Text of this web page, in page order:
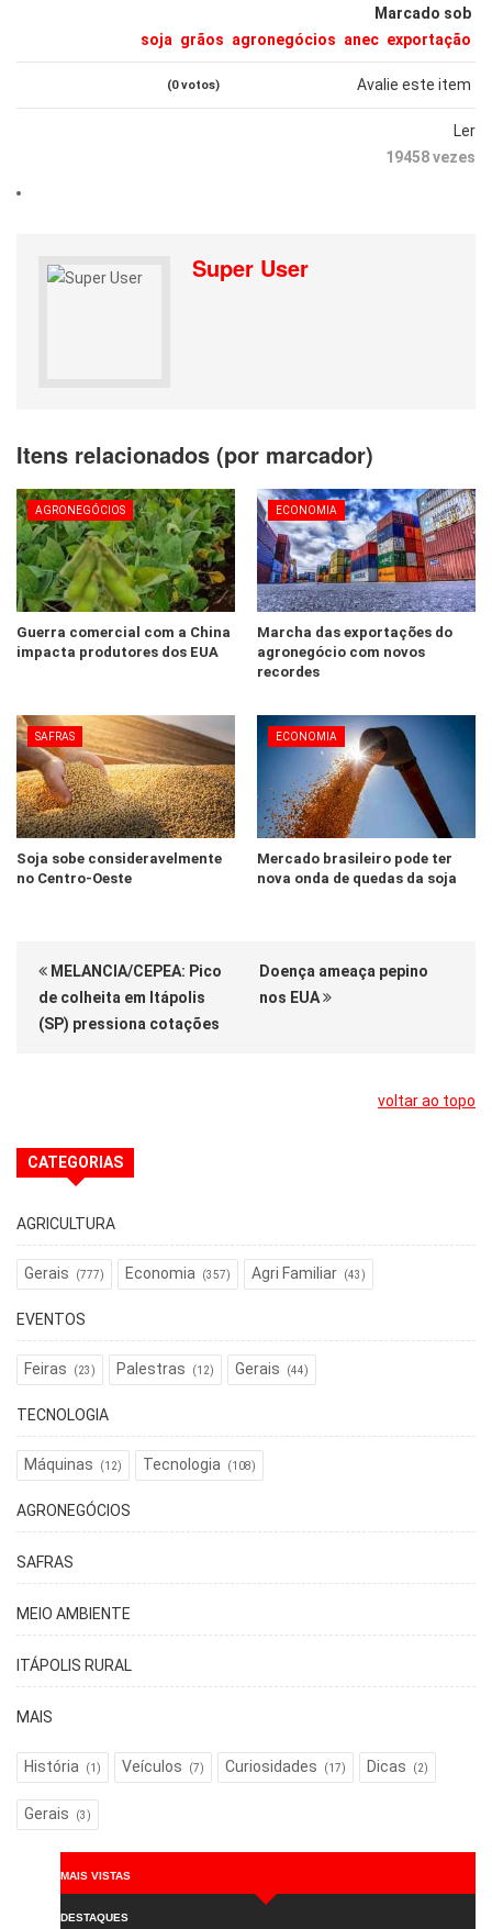
Marcado sob
soja grãos agronegócios anec exportação
Avalie este item
(0 votos)
Ler
19458 vezes
Super User
Itens relacionados (por marcador)
AGRONEGÓCIOS
Guerra comercial com a China
impacta produtores dos EUA
ECONOMIA
Marcha das exportações do
agronegócio com novos
recordes
SAFRAS
Soja sobe consideravelmente
no Centro-Oeste
ECONOMIA
Mercado brasileiro pode ter
nova onda de quedas da soja
MELANCIA/CEPEA: Pico
de colheita em Itápolis
(SP) pressiona cotações
Doença ameaça pepino
nos EUA
voltar ao topo
CATEGORIAS
AGRICULTURA
Gerais (777) Economia (357) Agri Familiar (43)
EVENTOS
Feiras (23) Palestras (12) Gerais (44)
TECNOLOGIA
Máquinas (12) Tecnologia (108)
AGRONEGÓCIOS
SAFRAS
MEIO AMBIENTE
ITÁPOLIS RURAL
MAIS
História (1) Veículos (7) Curiosidades (17) Dicas (2)
Gerais (3)
MAIS VISTAS
DESTAQUES